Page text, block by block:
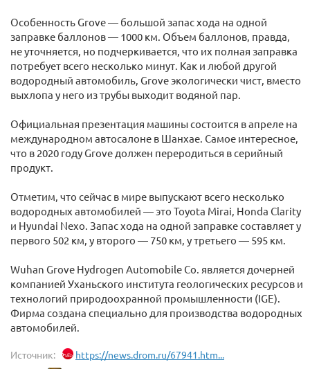
Особенность Grove — большой запас хода на одной
заправке баллонов — 1000 км. Объем баллонов, правда,
не уточняется, но подчеркивается, что их полная заправка
потребует всего несколько минут. Как и любой другой
водородный автомобиль, Grove экологически чист, вместо
выхлопа у него из трубы выходит водяной пар.
Официальная презентация машины состоится в апреле на
международном автосалоне в Шанхае. Самое интересное,
что в 2020 году Grove должен переродиться в серийный
продукт.
Отметим, что сейчас в мире выпускают всего несколько
водородных автомобилей — это Toyota Mirai, Honda Clarity
и Hyundai Nexo. Запас хода на одной заправке составляет у
первого 502 км, у второго — 750 км, у третьего — 595 км.
Wuhan Grove Hydrogen Automobile Co. является дочерней
компанией Уханьского института геологических ресурсов и
технологий природоохранной промышленности (IGE).
Фирма создана специально для производства водородных
автомобилей.
Источник: https://news.drom.ru/67941.htm...